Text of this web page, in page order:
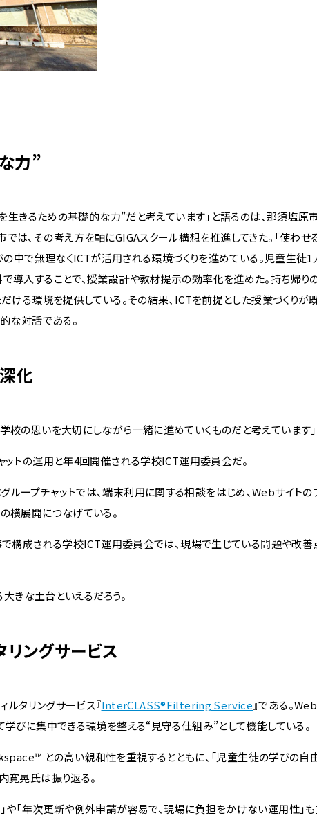
力”
生きるための基礎的な力”だと考えています」と語るのは、那須塩
、その考え方を軸にGIGAスクール構想を推進してきた。「使わせ
中で無理なくICTが活用される環境づくりを進めている。児童生徒
導入することで、授業設計や教材提示の効率化を進めた。持ち帰り
ける環境を提供している。その結果、ICTを前提とした授業づくりが
な対話である。
化
の思いを大切にしながら一緒に進めていくものだと考えています」
トの運用と年4回開催される学校ICT運用委員会だ。
ープチャットでは、端末利用に関する相談をはじめ、Webサイトの
横展開につなげている。
で構成される学校ICT運用委員会では、現場で生じている問題や改
きな土台といえるだろう。
リングサービス
タリングサービス『InterCLASS®Filtering Service』である。
びに集中できる環境を整える“見守る仕組み”として機能している。
との高い親和性を重視するとともに、「児童生徒の学びの自
寛晃氏は振り返る。
や「年次更新や例外申請が容易で、現場に負担をかけない運用性」